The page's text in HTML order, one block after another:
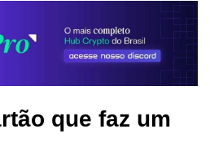
que faz um